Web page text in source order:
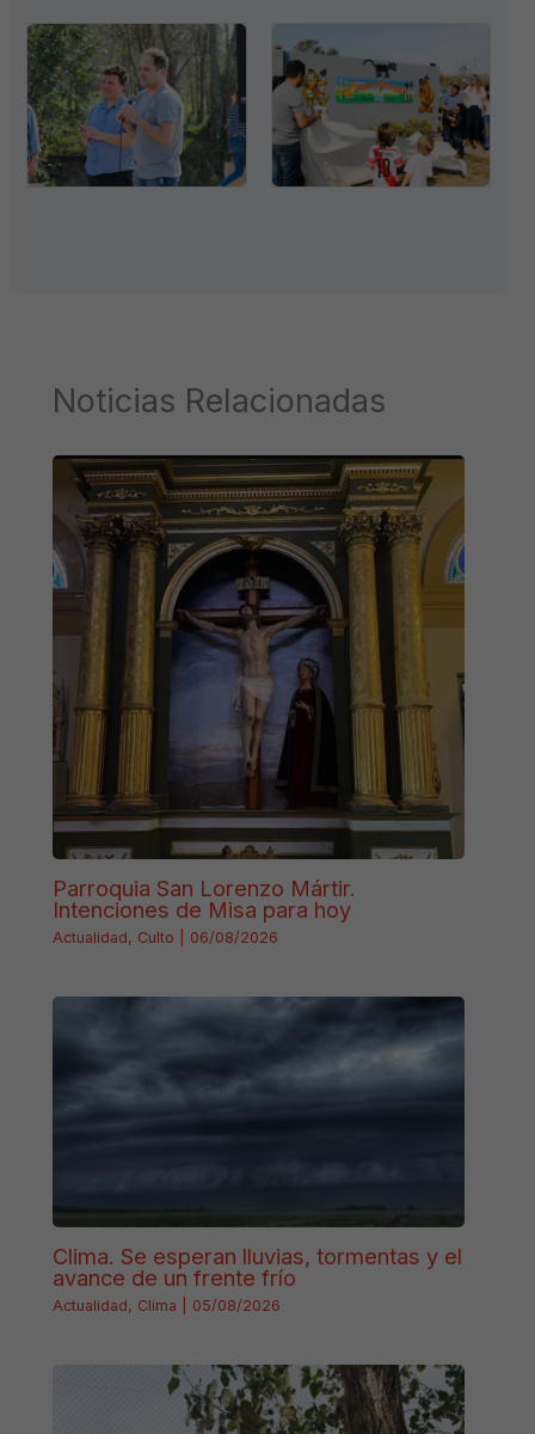
Noticias Relacionadas
Parroquia San Lorenzo Mártir.
Intenciones de Misa para hoy
Actualidad, Culto 06/08/2026
Clima. Se esperan lluvias, tormentas y el
avance de un frente frío
Actualidad, Clima 05/08/2026